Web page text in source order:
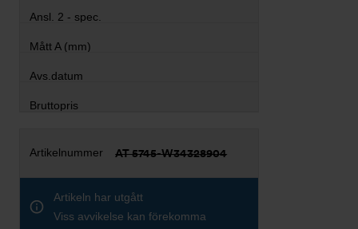
AT 5745-W34328904
Artikeln har utgått
Viss avvikelse kan förekomma